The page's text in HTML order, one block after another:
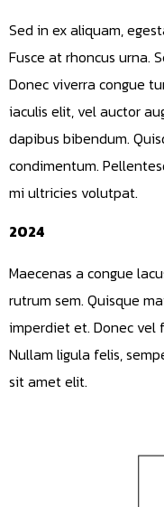
Sed in ex aliquam,
Fusce at rhoncus urna.
Donec viverra congue
iaculis elit, vel auctor
dapibus bibendum.
condimentum.
mi ultricies volutpat.
2024
Maecenas a congue
rutrum sem. Quisque
imperdiet et. Donec vel
Nullam ligula felis,
sit amet elit.